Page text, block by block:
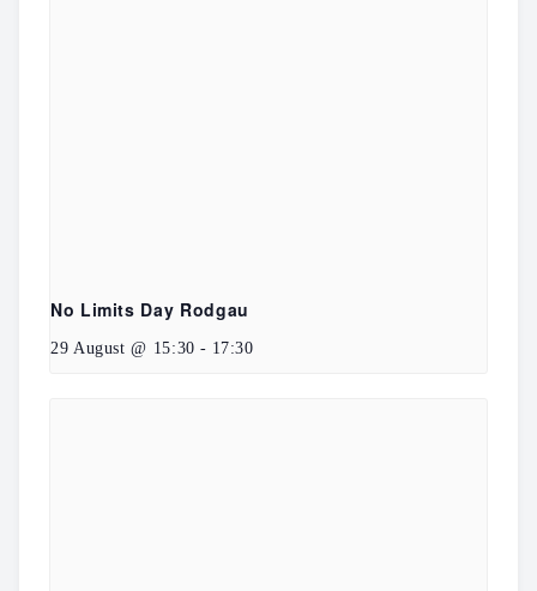
No Limits Day Rodgau
29 August @ 15:30 - 17:30